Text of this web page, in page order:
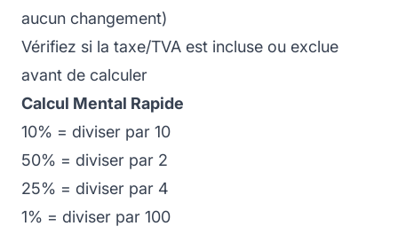
aucun changement)
Vérifiez si la taxe/TVA est incluse ou exclue
avant de calculer
Calcul Mental Rapide
10% = diviser par 10
50% = diviser par 2
25% = diviser par 4
1% = diviser par 100